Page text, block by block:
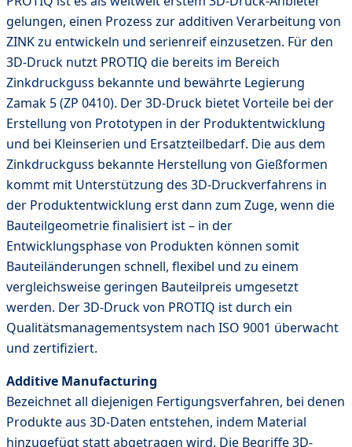
gelungen, einen Prozess zur additiven Verarbeitung von
ZINK zu entwickeln und serienreif einzusetzen. Für den
3D-Druck nutzt PROTIQ die bereits im Bereich
Zinkdruckguss bekannte und bewährte Legierung
Zamak 5 (ZP 0410). Der 3D-Druck bietet Vorteile bei der
Erstellung von Prototypen in der Produktentwicklung
und bei Kleinserien und Ersatzteilbedarf. Die aus dem
Zinkdruckguss bekannte Herstellung von Gießformen
kommt mit Unterstützung des 3D-Druckverfahrens in
der Produktentwicklung erst dann zum Zuge, wenn die
Bauteilgeometrie finalisiert ist – in der
Entwicklungsphase von Produkten können somit
Bauteiländerungen schnell, flexibel und zu einem
vergleichsweise geringen Bauteilpreis umgesetzt
werden. Der 3D-Druck von PROTIQ ist durch ein
Qualitätsmanagementsystem nach ISO 9001 überwacht
und zertifiziert.
Additive Manufacturing
Bezeichnet all diejenigen Fertigungsverfahren, bei denen
Produkte aus 3D-Daten entstehen, indem Material
hinzugefügt statt abgetragen wird. Die Begriffe 3D-